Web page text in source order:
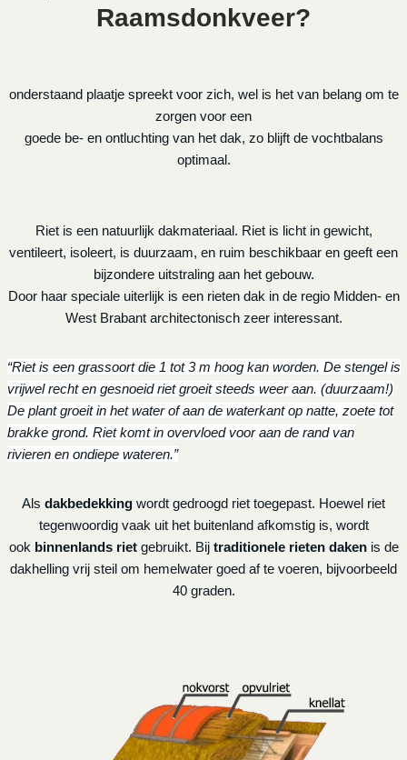
Raamsdonkveer?
onderstaand plaatje spreekt voor zich, wel is het van belang om te
zorgen voor een
goede be- en ontluchting van het dak, zo blijft de vochtbalans
optimaal.
Riet is een natuurlijk dakmateriaal. Riet is licht in gewicht,
ventileert, isoleert, is duurzaam, en ruim beschikbaar en geeft een
bijzondere uitstraling aan het gebouw.
Door haar speciale uiterlijk is een rieten dak in de regio Midden- en
West Brabant architectonisch zeer interessant.
“Riet is een grassoort die 1 tot 3 m hoog kan worden. De stengel is
vrijwel recht en gesnoeid riet groeit steeds weer aan. (duurzaam!)
De plant groeit in het water of aan de waterkant op natte, zoete tot
brakke grond. Riet komt in overvloed voor aan de rand van
rivieren en ondiepe wateren.”
Als dakbedekking wordt gedroogd riet toegepast. Hoewel riet
tegenwoordig vaak uit het buitenland afkomstig is, wordt
ook binnenlands rietgebruikt. Bij traditionele rieten dakenis de
dakhelling vrij steil om hemelwater goed af te voeren, bijvoorbeeld
40 graden.